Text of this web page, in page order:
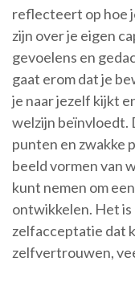
reflecteert op hoe
zijn over je eigen
gevoelens en
gaat erom dat je
je naar jezelf kijkt
welzijn beïnvloedt.
punten en zwakke
beeld vormen van
kunt nemen om
ontwikkelen. Het
zelfacceptatie dat
zelfvertrouwen,